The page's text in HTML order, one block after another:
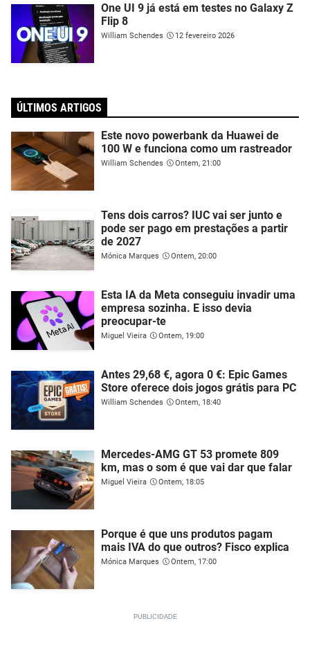
One UI 9 já está em testes no Galaxy Z
Flip 8
William Schendes 12 fevereiro 2026
ÚLTIMOS ARTIGOS
Este novo powerbank da Huawei de
100 W e funciona como um rastreador
William Schendes Ontem, 21:00
Tens dois carros? IUC vai ser junto e
pode ser pago em prestações a partir
de 2027
Mónica Marques Ontem, 20:00
Esta IA da Meta conseguiu invadir uma
empresa sozinha. E isso devia
preocupar-te
Miguel Vieira Ontem, 19:00
Antes 29,68 €, agora 0 €: Epic Games
Store oferece dois jogos grátis para PC
William Schendes Ontem, 18:40
Mercedes-AMG GT 53 promete 809
km, mas o som é que vai dar que falar
Miguel Vieira Ontem, 18:05
Porque é que uns produtos pagam
mais IVA do que outros? Fisco explica
Mónica Marques Ontem, 17:00